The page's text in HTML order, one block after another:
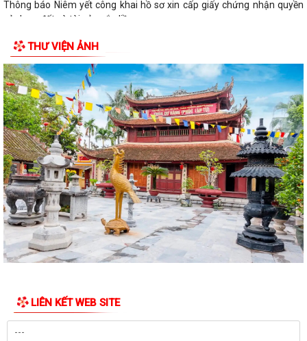
Thông báo Niêm yết công khai hồ sơ xin cấp giấy chứng nhận quyền
sử dụng đất và tài sản gắn liền...
Quyết định về việc công bố Danh mục thủ tục hành chính mới ban
hành, được sửa đổi,bổ sung thuộc...
Thông báo niêm yết công khai hồ sơ xin cấp giấy chứng nhận quyền
sử dụng đất và tài sản gắn liền...
Thông báo niêm yết công khai hồ sơ xin cấp giấy chứng nhận quyền
sử dụng đất và tài sản gắn liền...
Thông báo niêm yết công khai hồ sơ xin cấp giấy chứng nhận quyền
sử dụng đất và tài sản gắn liền...
Thông báo niêm yết công khai hồ sơ xin cấp giấy chứng nhận quyền
sử dụng đất và tài sản gắn liền...
Thông báo Lịch công tác tuần 24 của lãnh đạo UBND Phường Lê Ích
Lãnh đạo Phường Lê Ích Mộc kiểm tra công tác chuẩn bị cơ sở vật chất
phục vụ Kỳ thi tuyển sinh lớp...
THƯ VIỆN ẢNH
LIÊN KẾT WEB SITE